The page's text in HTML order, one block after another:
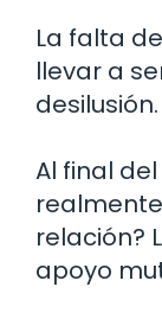
La falta
llevar a
desilusión.
Al final
relación?
apoyo